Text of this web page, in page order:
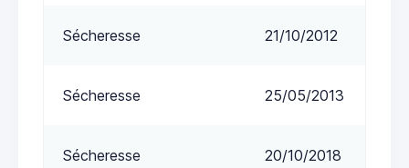
Sécheresse 21/10/2012
Sécheresse 25/05/2013
Sécheresse 20/10/2018